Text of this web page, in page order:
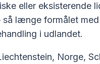
eller eksisterende
længe formålet med
i udlandet.
Norge,